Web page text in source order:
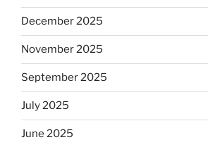
December 2025
November 2025
September 2025
July 2025
June 2025